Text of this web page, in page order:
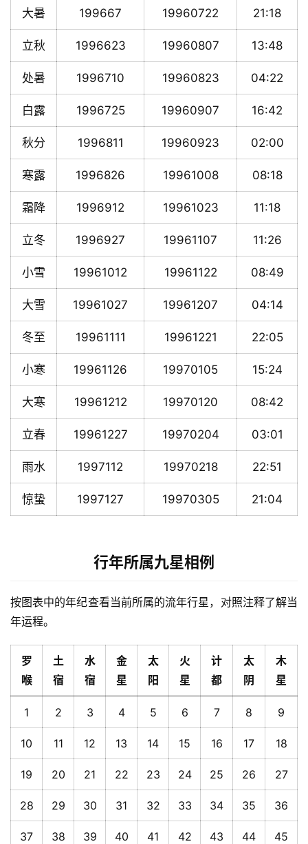
大暑 199667 19960722 21:18
立秋 1996623 19960807 13:48
处暑 1996710 19960823 04:22
白露 1996725 19960907 16:42
秋分 1996811 19960923 02:00
寒露 1996826 19961008 08:18
霜降 1996912 19961023 11:18
立冬 1996927 19961107 11:26
小雪 19961012 19961122 08:49
大雪 19961027 19961207 04:14
冬至 19961111 19961221 22:05
小寒 19961126 19970105 15:24
大寒 19961212 19970120 08:42
立春 19961227 19970204 03:01
雨水 1997112 19970218 22:51
惊蛰 1997127 19970305 21:04
行年所属九星相例
按图表中的年纪查看当前所属的流年行星，对照注释了解当
年运程。
罗
喉
土
宿
水
宿
金
星
太
阳
火
星
计
都
太
阴
木
星
1 2 3 4 5 6 7 8 9
10 11 12 13 14 15 16 17 18
19 20 21 22 23 24 25 26 27
28 29 30 31 32 33 34 35 36
37 38 39 40 41 42 43 44 45